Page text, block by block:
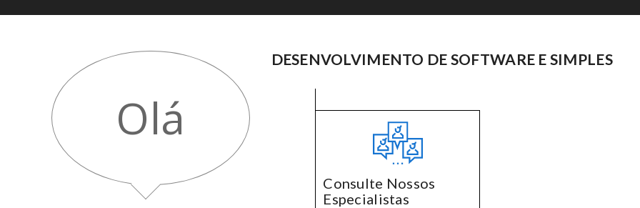
Olá
DESENVOLVIMENTO DE SOFTWARE E SIMPLES
Consulte Nossos
Especialistas